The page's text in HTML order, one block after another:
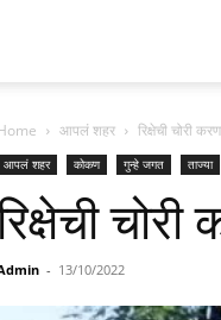
आपलं शहर रिक्षेची चोरी
आपलं शहर कोकण गुन्हे जगत ताज्या
- 13/10/2022